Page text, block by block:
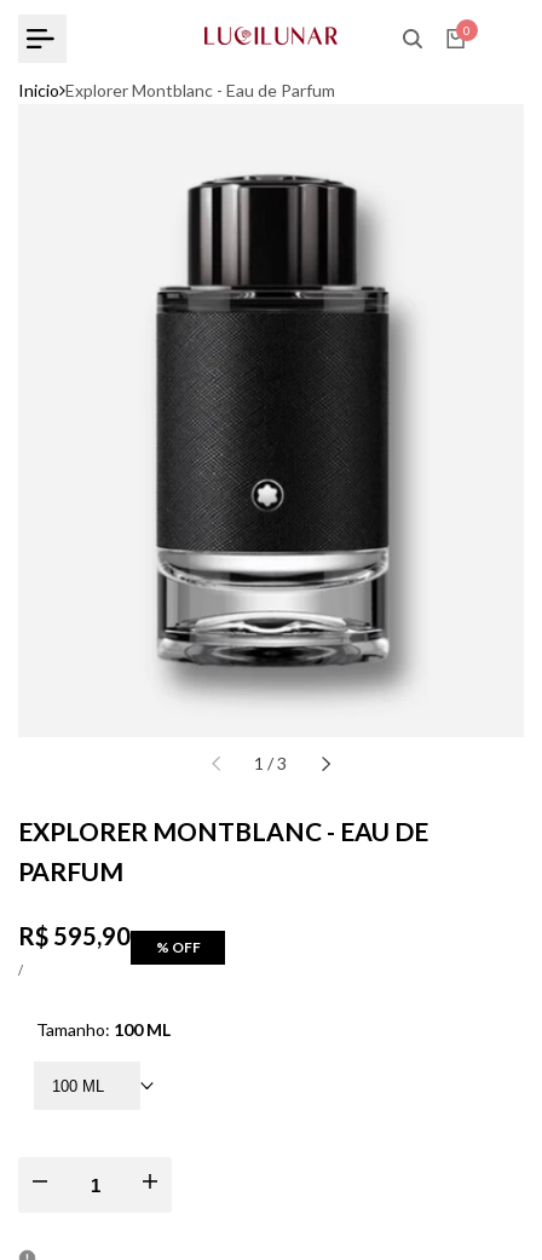
para
conteúdo
0
Inicio Explorer Montblanc - Eau de Parfum
1 /de
3
EXPLORER MONTBLANC - EAU DE
PARFUM
Preço
de
R$ 595,90
UNITÁRIO
/
% OFF
Tamanho: 100 ML
100 ML
Decrease Increase